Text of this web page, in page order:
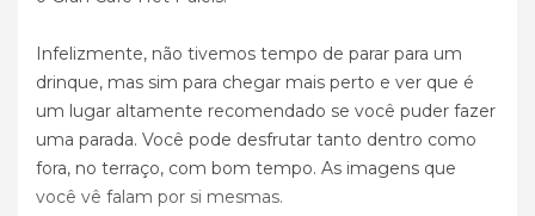
Infelizmente, não tivemos tempo de parar para um
drinque, mas sim para chegar mais perto e ver que é
um lugar altamente recomendado se você puder fazer
uma parada. Você pode desfrutar tanto dentro como
fora, no terraço, com bom tempo. As imagens que
você vê falam por si mesmas.